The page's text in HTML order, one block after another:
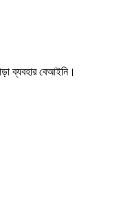
ব্যবহার বেআইনি।